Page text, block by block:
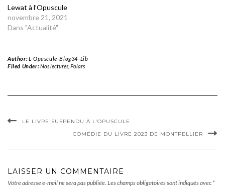
Lewat à l’Opuscule
novembre 21, 2021
Dans "Actualité"
Author:L-Opuscule-Blog34-Lib
Filed Under:Nos lectures, Polars
LE LIVRE SUSPENDU À L’OPUSCULE
COMÉDIE DU LIVRE 2023 DE MONTPELLIER
LAISSER UN COMMENTAIRE
Votre adresse e-mail ne sera pas publiée. Les champs obligatoires sont indiqués avec *